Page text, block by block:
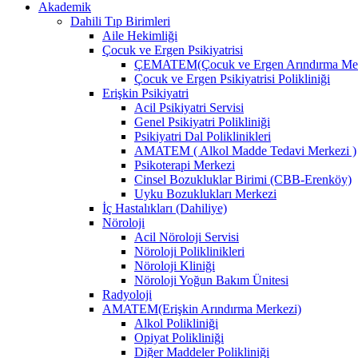
Akademik
Dahili Tıp Birimleri
Aile Hekimliği
Çocuk ve Ergen Psikiyatrisi
ÇEMATEM(Çocuk ve Ergen Arındırma
Çocuk ve Ergen Psikiyatrisi Polikliniği
Erişkin Psikiyatri
Acil Psikiyatri Servisi
Genel Psikiyatri Polikliniği
Psikiyatri Dal Poliklinikleri
AMATEM ( Alkol Madde Tedavi Merkezi )
Psikoterapi Merkezi
Cinsel Bozukluklar Birimi (CBB-Erenköy)
Uyku Bozuklukları Merkezi
İç Hastalıkları (Dahiliye)
Nöroloji
Acil Nöroloji Servisi
Nöroloji Poliklinikleri
Nöroloji Kliniği
Nöroloji Yoğun Bakım Ünitesi
Radyoloji
AMATEM(Erişkin Arındırma Merkezi)
Alkol Polikliniği
Opiyat Polikliniği
Diğer Maddeler Polikliniği